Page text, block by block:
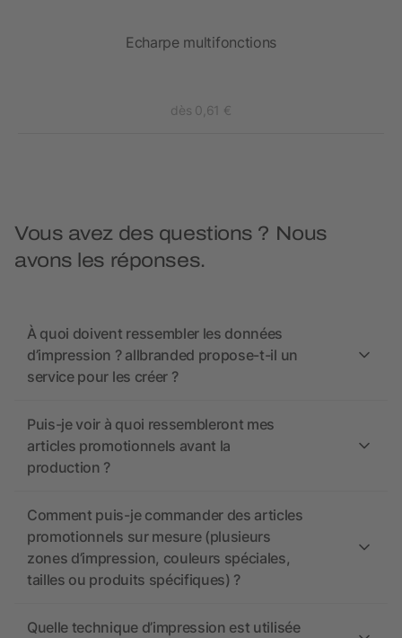
Echarpe multifonctions
dès 0,61 €
Vous avez des questions ? Nous
avons les réponses.
À quoi doivent ressembler les données
d’impression ? allbranded propose-t-il un
service pour les créer ?
Puis-je voir à quoi ressembleront mes
articles promotionnels avant la
production ?
Comment puis-je commander des articles
promotionnels sur mesure (plusieurs
zones d’impression, couleurs spéciales,
tailles ou produits spécifiques) ?
Quelle technique d’impression est utilisée